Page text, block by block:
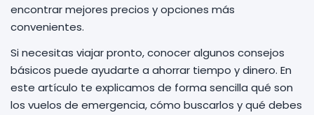
encontrar mejores precios y opciones más
convenientes.
Si necesitas viajar pronto, conocer algunos consejos
básicos puede ayudarte a ahorrar tiempo y dinero. En
este artículo te explicamos de forma sencilla qué son
los vuelos de emergencia, cómo buscarlos y qué debes